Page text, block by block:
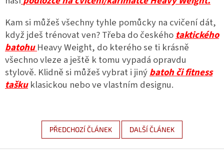
Kam si můžeš všechny tyhle pomůcky na cvičení dát,
když jdeš trénovat ven? Třeba do českéhotaktického
batohu Heavy Weight, do kterého se ti krásně
všechno vleze a ještě k tomu vypadá opravdu
stylově. Klidně si můžeš vybrat i jinýbatoh či fitness
taškuklasickou nebo ve vlastním designu.
PŘEDCHOZÍ ČLÁNEK DALŠÍ ČLÁNEK